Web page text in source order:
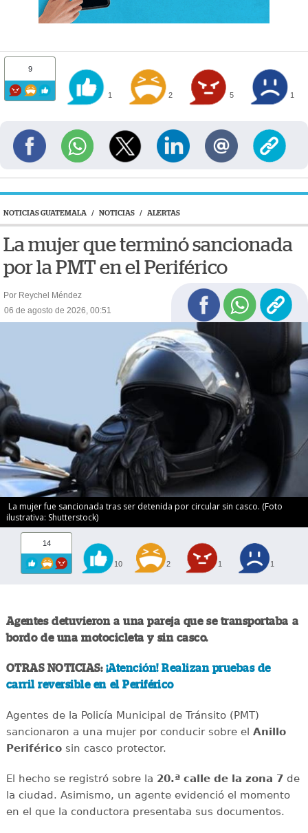
9
1 2 5 1
NOTICIAS GUATEMALA / NOTICIAS / ALERTAS
La mujer que terminó sancionada
por la PMT en el Periférico
Por Reychel Méndez
06 de agosto de 2026, 00:51
La mujer fue sancionada tras ser detenida por circular sin casco. (Foto
ilustrativa: Shutterstock)
14
10 2 1 1
Agentes detuvieron a una pareja que se transportaba a
bordo de una motocicleta y sin casco.
OTRAS NOTICIAS: ¡Atención! Realizan pruebas de
carril reversible en el Periférico
Agentes de la Policía Municipal de Tránsito (PMT)
sancionaron a una mujer por conducir sobre el Anillo
Periféricosin casco protector.
El hecho se registró sobre la 20.ª calle de la zona 7de
la ciudad. Asimismo, un agente evidenció el momento
en el que la conductora presentaba sus documentos.